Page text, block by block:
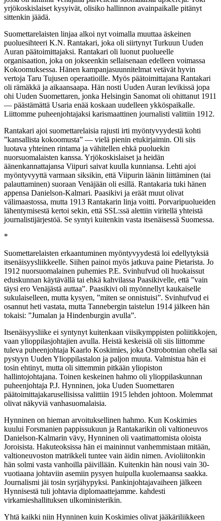
yrjökoskislaiset kysyivät, olisiko hallinnon avainpaikalle pitänyt
sittenkin jäädä.
Suomettarelaisten linjaa alkoi nyt voimalla muuttaa äskeinen
puoluesihteeri K.N. Rantakari, joka oli siirtynyt Turkuun Uuden
Auran päätoimittajaksi. Rantakari oli luonut puolueelle
organisaation, joka on jokseenkin sellaisenaan edelleen voimassa
Kokoomuksessa. Hänen kampanjasuunnitelmat vetävät hyvin
vertoja Taru Tujusen operaatioille. Myös päätoimittajana Rantakari
oli rämäkkä ja aikaansaapa. Hän nosti Uuden Auran levikissä jopa
ohi Uuden Suomettaren, jonka Helsingin Sanomat oli ohittanut 1911
— päästämättä Usaria enää koskaan uudelleen ykköspaikalle.
Liittomme puheenjohtajaksi karismaattinen journalisti valittiin 1912.
Rantakari ajoi suomettarelaisia rajusti irti myöntyvyydestä kohti
”kansallista kokoomusta” — vielä pienin etukirjaimin. Oli siis
luotava yhteinen rintama ja vähitellen ehkä puoluekin
nuorsuomalaisten kanssa. Yrjökoskislaiset ja heidän
äänenkannattajansa Viipuri saivat kuulla kunniansa. Lehti ajoi
myöntyvyyttä varmaan siksikin, että Viipurin läänin liittäminen (tai
palauttaminen) suoraan Venäjään oli esillä. Rantakaria tuki hänen
appensa Danielson-Kalmari. Paasikivi ja eräät muut olivat
välimaastossa, mutta 1913 Rantakarin linja voitti. Porvaripuolueiden
lähentymisestä kertoi sekin, että SSL:ssä alettiin viritellä yhteistä
journalistijärjestöä. Se syntyi kuitenkin vasta itsenäisessä Suomessa.
*
Suomettarelaisten erkaantuminen myöntyvyydestä loi edellytyksiä
itsenäisyysliikkeelle. Siihen painoi myös jatkuva paine Pietarista. Jo
1912 nuorsuomalainen puhemies P.E. Svinhufvud oli huokaissut
eduskunnan käytävällä tai ehkä kahvilassa Paasikivelle, että ”vain
täysi ero Venäjästä auttaa”. Paasikivi oli myönnellyt kaukaiselle
sukulaiselleen, mutta kysyen, ”miten se onnistuisi”. Svinhufvud ei
osannut heti vastata, mutta Tannebergin taistelun 1914 jälkeen hän
tokaisi: ”Jumalan ja Hindenburgin avulla”.
Itsenäisyysliike ei syntynyt kuitenkaan viisikymppisten poliitikkojen,
vaan ylioppilasjohtajien avulla. Heistä keskeisiä oli siis liittomme
tuleva puheenjohtaja Kaarlo Koskimies, joka Ostrobotnian ohella sai
pystyyn Uuden Ylioppilastalon ja paljon muuta. Valmistua hän ei
tosin ehtinyt, mutta oli sittemmin pitkään yliopiston
hallintojohtajana. Toinen keskeinen hahmo oli ylioppilaskunnan
puheenjohtaja P.J. Hynninen, joka Uuden Suomettaren
päätoimittajakarusellisissa valittiin 1915 lehden johtoon. Molemmat
olivat näkyviä vanhasuomalaisia.
Hynninen on hieman arvoituksellinen hahmo. Kun Koskimies
kuului Forsmanien pappissukuun ja Rantakarikin oli valtioneuvos
Danielson-Kalmarin vävy, Hynninen oli vaatimattomista oloista
Joroisista. Hakuteoksissa hän ei maininnut vanhemmistaan mitään,
valtioneuvoston matrikkeli tuntee vain äidin nimen. Avioliitonkin
hän solmi vasta vanhoilla päivillään. Kuitenkin hän nousi vain 30-
vuotiaana johtaviin asemiin pysyen huipulla kuolemaansa saakka.
Journalismi jäi tosin syrjähypyksi. Pankinjohtajavaiheen jälkeen
Hynnisestä tuli johtavia diplomaattejamme. kahdesti
virkamieshallituksen ulkoministerikin.
Yhtä kaikki niin Hynninen kuin Koskimies olivat jääkäriliikkeen